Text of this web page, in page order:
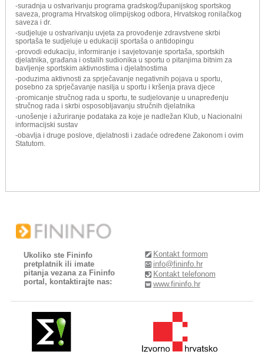
-suradnja u ostvarivanju programa gradskog/županijskog sportskog
saveza, programa Hrvatskog olimpijskog odbora, Hrvatskog ronilačkog
saveza i dr.
-sudjeluje u ostvarivanju uvjeta za provođenje zdravstvene skrbi
sportaša te sudjeluje u edukaciji sportaša o antidopingu
-provodi edukaciju, informiranje i savjetovanje sportaša, sportskih
djelatnika, građana i ostalih sudionika u sportu o pitanjima bitnim za
bavljenje sportskim aktivnostima i djelatnostima
-poduzima aktivnosti za sprječavanje negativnih pojava u sportu,
posebno za sprječavanje nasilja u sportu i kršenja prava djece
-promicanje stručnog rada u sportu, te sudjelovanje u unapređenju
stručnog rada i skrbi osposobljavanju stručnih djelatnika
-unošenje i ažuriranje podataka za koje je nadležan Klub, u Nacionalni
informacijski sustav
-obavlja i druge poslove, djelatnosti i zadaće određene Zakonom i ovim
Statutom.
Ukoliko ste Fininfo
pretplatnik ili imate
pitanja vezana za Fininfo
portal, kontaktirajte nas:
Kontakt formom
info@fininfo.hr
Kontakt telefonom
www.fininfo.hr